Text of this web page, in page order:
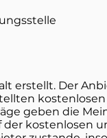
erstellt. Der
geben die
kostenlosen